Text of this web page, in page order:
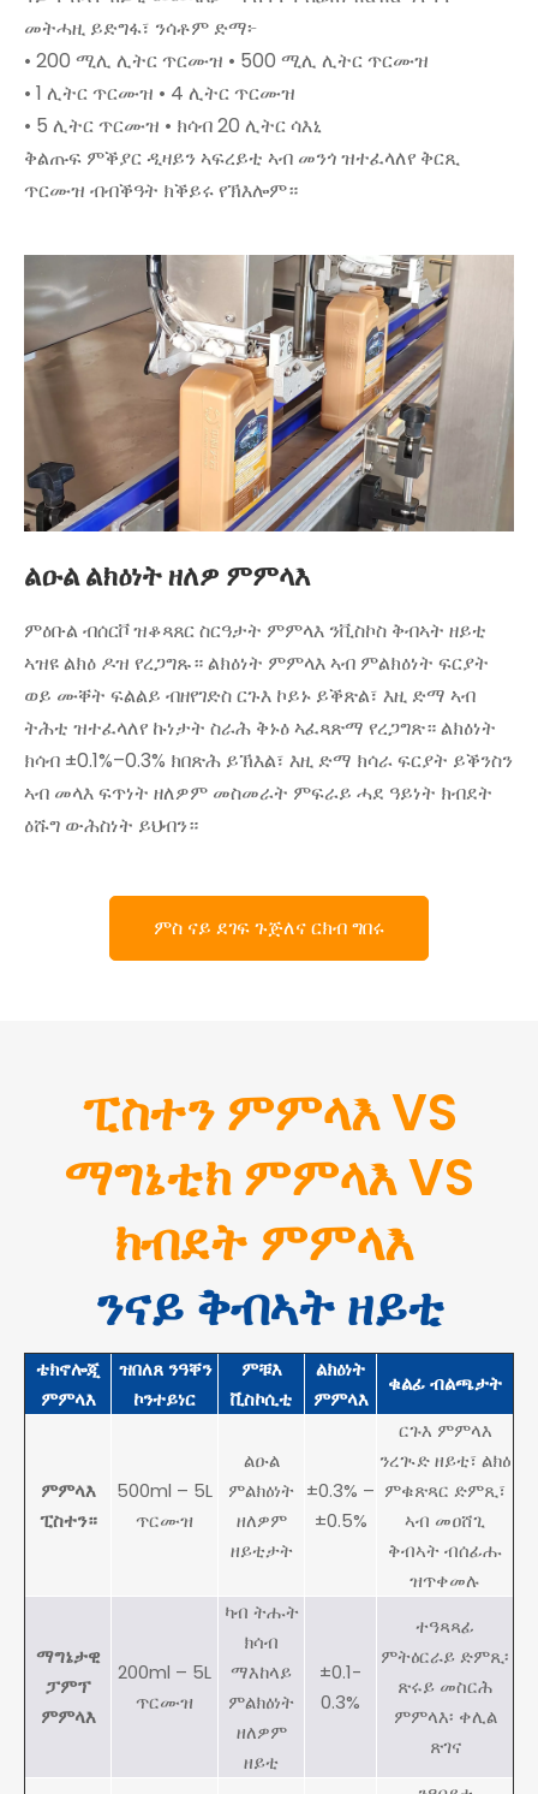
መትሓዚ ይድግፋ፣ ንሳቶም ድማ፦
• 200 ሚሊ ሊትር ጥርሙዝ • 500 ሚሊ ሊትር ጥርሙዝ
• 1 ሊትር ጥርሙዝ • 4 ሊትር ጥርሙዝ
• 5 ሊትር ጥርሙዝ • ክሳብ 20 ሊትር ሳእኒ
ቅልጡፍ ምቕያር ዲዛይን ኣፍረይቲ ኣብ መንጎ ዝተፈላለየ ቅርጺ
ጥርሙዝ ብብቕዓት ክቕይሩ የኽእሎም።
ልዑል ልክዕነት ዘለዎ ምምላእ
ምዕቡል ብሰርቮ ዝቆጻጸር ስርዓታት ምምላእ ንቪስኮስ ቅብኣት ዘይቲ
ኣዝዩ ልክዕ ዶዝ የረጋግጹ። ልክዕነት ምምላእ ኣብ ምልክዕነት ፍርያት
ወይ ሙቐት ፍልልይ ብዘየገድስ ርጉእ ኮይኑ ይቕጽል፣ እዚ ድማ ኣብ
ትሕቲ ዝተፈላለየ ኩነታት ስራሕ ቅኑዕ ኣፈጻጽማ የረጋግጽ። ልክዕነት
ክሳብ ±0.1%–0.3% ክበጽሕ ይኽእል፣ እዚ ድማ ክሳራ ፍርያት ይቕንስን
ኣብ መላእ ፍጥነት ዘለዎም መስመራት ምፍራይ ሓደ ዓይነት ክብደት
ዕሹግ ውሕስነት ይህብን።
ምስ ናይ ደገፍ ጉጅለና ርክብ ግበሩ
ፒስተን ምምላእ VS
ማግኔቲክ ምምላእ VS
ክብደት ምምላእ
ንናይ ቅብኣት ዘይቲ
ቴክኖሎጂ
ምምላእ
ዝበለጸ ንዓቐን
ኮንተይነር
ምቹእ
ቪስኮሲቲ
ልክዕነት
ምምላእ
ቁልፊ ብልጫታት
ምምላእ
ፒስተን።
500ml – 5L
ጥርሙዝ
ልዑል
ምልክዕነት
ዘለዎም
ዘይቲታት
±0.3% –
±0.5%
ርጉእ ምምላእ
ንረጒድ ዘይቲ፣ ልክዕ
ምቁጽጻር ድምጺ፣
ኣብ መዐሸጊ
ቅብኣት ብሰፊሑ
ዝጥቀመሉ
ማግኔታዊ
ፓምፕ
ምምላእ
200ml – 5L
ጥርሙዝ
ካብ ትሑት
ክሳብ
ማእከላይ
ምልክዕነት
ዘለዎም
ዘይቲ
±0.1-
0.3%
ተዓጻጻፊ
ምትዕርራይ ድምጺ፡
ጽሩይ መስርሕ
ምምላእ፡ ቀሊል
ጽገና